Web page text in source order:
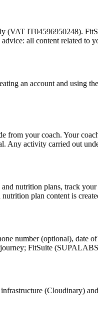
IT04596950248).
all content related to
an account and using
from your coach. Your
Any activity carried out
nutrition plans, track
plan content is
number (optional), date
FitSuite
(Cloudinary)